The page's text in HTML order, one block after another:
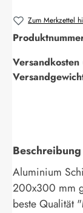
Zum Merkzettel
Versandkosten
Beschreibung
Aluminium
200x300 mm
beste Qualität